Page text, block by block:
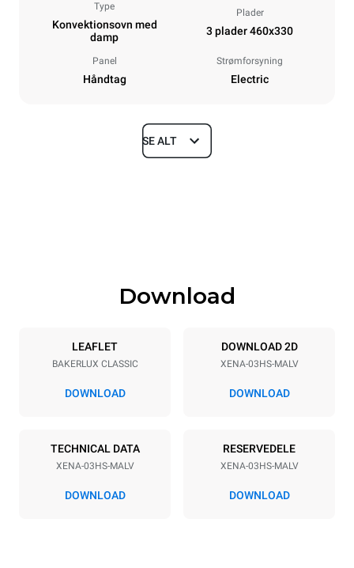
Type
Konvektionsovn med
damp
Plader
3 plader 460x330
Panel
Håndtag
Strømforsyning
Electric
Dimensioner
Specifikationer på plader
3 460x330
Distance between trays
Strømforsyning
Voltage
230V 1N~
Electric power
3 kW
SE ALT
Download
LEAFLET
BAKERLUX CLASSIC
DOWNLOAD
DOWNLOAD 2D
XENA-03HS-MALV
DOWNLOAD
TECHNICAL DATA
XENA-03HS-MALV
DOWNLOAD
RESERVEDELE
XENA-03HS-MALV
DOWNLOAD